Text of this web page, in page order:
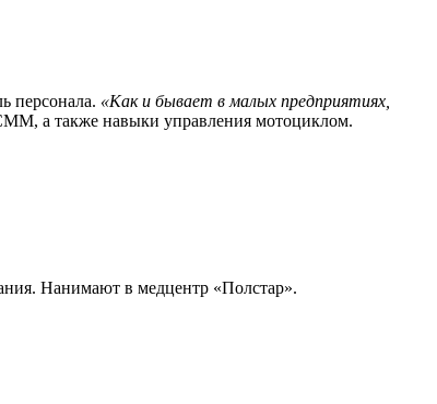
персонала. «Как и бывает в малых предприятиях,
а также навыки управления мотоциклом.
Нанимают в медцентр «Полстар».